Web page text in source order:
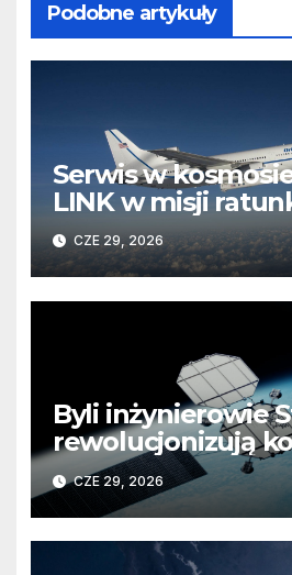
Podobne artykuły
Serwis w
LINK w misji
obserwatorium
CZE 29, 2026
Byli inżynierowie
rewolucjonizują
Koniec z
kosmicznej
CZE 29, 2026